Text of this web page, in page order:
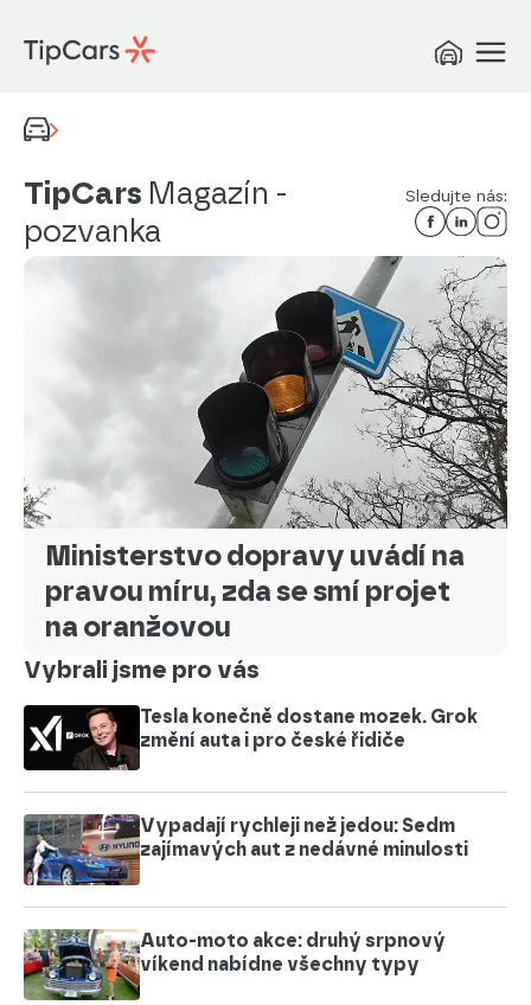
TipCars Magazín -
pozvanka
Sledujte nás:
Ministerstvo dopravy uvádí na
pravou míru, zda se smí projet
na oranžovou
Vybrali jsme pro vás
Tesla konečně dostane mozek. Grok
změní auta i pro české řidiče
Vypadají rychleji než jedou: Sedm
zajímavých aut z nedávné minulosti
Auto-moto akce: druhý srpnový
víkend nabídne všechny typy